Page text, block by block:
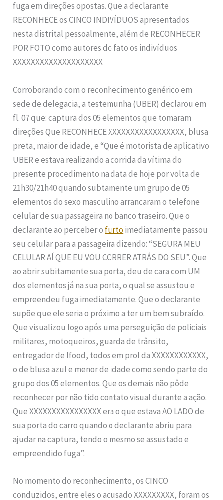
fuga em direções opostas. Que a declarante
RECONHECE os CINCO INDIVÍDUOS apresentados
nesta distrital pessoalmente, além de RECONHECER
POR FOTO como autores do fato os indivíduos
XXXXXXXXXXXXXXXXXXXX
Corroborando com o reconhecimento genérico em
sede de delegacia, a testemunha (UBER) declarou em
fl. 07 que: captura dos 05 elementos que tomaram
direções Que RECONHECE XXXXXXXXXXXXXXXXX, blusa
preta, maior de idade, e “Que é motorista de aplicativo
UBER e estava realizando a corrida da vítima do
presente procedimento na data de hoje por volta de
21h30/21h40 quando subtamente um grupo de 05
elementos do sexo masculino arrancaram o telefone
celular de sua passageira no banco traseiro. Que o
declarante ao perceber o furtoimediatamente passou
seu celular para a passageira dizendo: “SEGURA MEU
CELULAR AÍ QUE EU VOU CORRER ATRÁS DO SEU”. Que
ao abrir subitamente sua porta, deu de cara com UM
dos elementos já na sua porta, o qual se assustou e
empreendeu fuga imediatamente. Que o declarante
supõe que ele seria o próximo a ter um bem subraído.
Que visualizou logo após uma perseguição de policiais
militares, motoqueiros, guarda de trânsito,
entregador de Ifood, todos em prol da XXXXXXXXXXXX,
o de blusa azul e menor de idade como sendo parte do
grupo dos 05 elementos. Que os demais não pôde
reconhecer por não tido contato visual durante a ação.
Que XXXXXXXXXXXXXXXX era o que estava AO LADO de
sua porta do carro quando o declarante abriu para
ajudar na captura, tendo o mesmo se assustado e
empreendido fuga”.
No momento do reconhecimento, os CINCO
conduzidos, entre eles o acusado XXXXXXXXX, foram os